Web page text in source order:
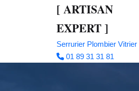
[ ARTISAN
EXPERT]
Serrurier Plombier Vitrier
01 89 31 31 81